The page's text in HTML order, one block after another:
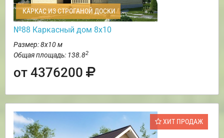
КАРКАС ИЗ СТРОГАНОЙ ДОСКИ
№88 Каркасный дом 8х10
Размер: 8х10 м
Общая площадь: 138.82
от 4376200
ХИТ ПРОДАЖ